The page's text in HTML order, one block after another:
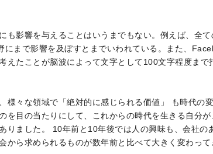
も影響を与えることはいうまでもない。例えば、全
にまで影響を及ぼすとまでいわれている。また、
えたことが脳波によって文字として100文字程度ま
様々な領域で「絶対的に感じられる価値」 も時代の
を目の当たりにして、これからの時代を生きる自分
りました。 10年前と10年後では人の興味も、会社の
から求められるものが数年前と比べて大きく変わっ